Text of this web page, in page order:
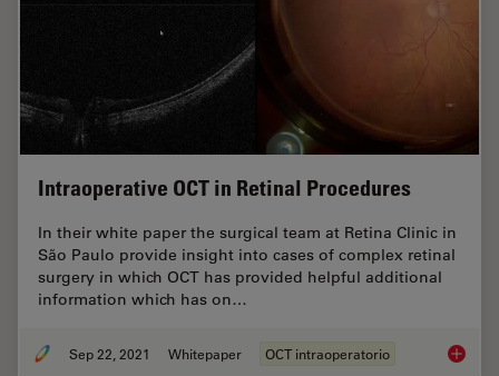
Intraoperative OCT in Retinal Procedures
In their white paper the surgical team at Retina Clinic in
São Paulo provide insight into cases of complex retinal
surgery in which OCT has provided helpful additional
information which has on…
Sep 22, 2021 Whitepaper OCT intraoperatorio